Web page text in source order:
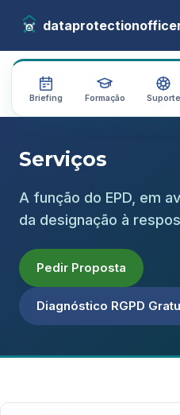
Briefing Formação Suporte
Serviços
A função do EPD, em
da designação à
Pedir Proposta
Diagnóstico RGPD